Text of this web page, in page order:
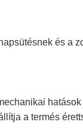
és a
a termés